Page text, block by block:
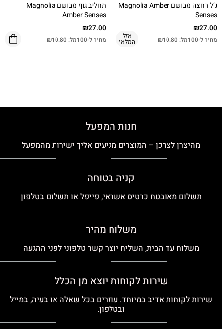
ג’ל רחצה מבושם Magnolia Amber
Senses
₪27.00
מחיר ל-100מל: ₪10.80 אזל
המלאי
תחליב גוף מבושם Magnolia
Amber Senses
₪27.00
מחיר ל-100מל: ₪10.80
חנות המפעל
מהיצרן לצרכן – המוצרים מגיעים אליך ישירות מהמפעל
קניה בטוחה
תשלום מאובטח כרטיס אשראי, פייפל או תשלום בטלפון
משלוח מהיר
משלוח עד הבית, השליח יוצר קשר טלפוני לפני ההגעה
שירות לקוחות יוצא מן הכלל
שירות לקוחות אדיב במיוחד. עוזרים בכל שאלה או בעיה, במייל
ובטלפון.